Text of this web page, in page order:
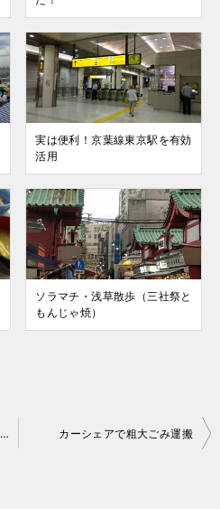
実は便利！京葉線東京駅を有効
活用
ソラマチ・浅草散歩（三社祭と
もんじゃ焼）
古河桃まつりと「三県制覇」と「心の落書き」 カーシェアで粗大ごみ運搬